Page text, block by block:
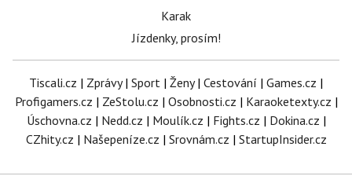
Karak
Jízdenky, prosím!
Tiscali.cz | Zprávy| Sport | Ženy| Cestování | Games.cz |
Profigamers.cz | ZeStolu.cz | Osobnosti.cz | Karaoketexty.cz |
Úschovna.cz | Nedd.cz | Moulík.cz | Fights.cz | Dokina.cz |
CZhity.cz | Našepeníze.cz | Srovnám.cz | StartupInsider.cz